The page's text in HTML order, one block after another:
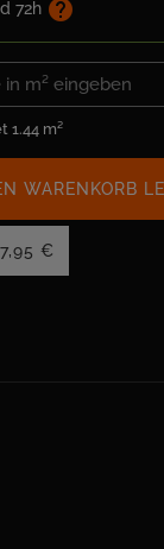
72h help
1.44 m²
WARENKORB
7,95 €